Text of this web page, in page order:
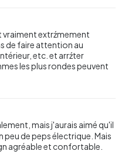
vraiment extrźmement
de faire attention au
etc. et arrźter
les plus rondes peuvent
mais j'aurais aimé qu'il
peu de peps électrique. Mais
agréable et confortable.